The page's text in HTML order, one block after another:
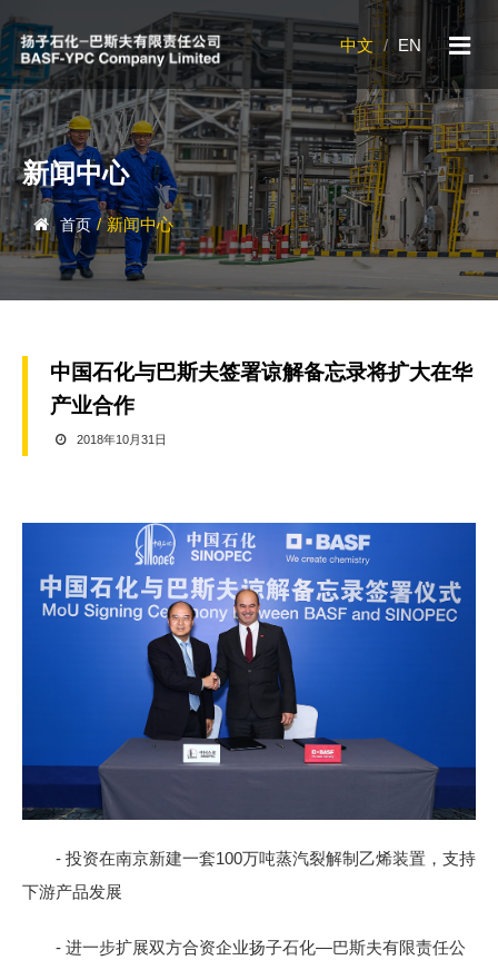
中文 / EN
新闻中心
首页 / 新闻中心
中国石化与巴斯夫签署谅解备忘录将扩大在华
产业合作
2018年10月31日
- 投资在南京新建一套100万吨蒸汽裂解制乙烯装置，支持
下游产品发展
- 进一步扩展双方合资企业扬子石化—巴斯夫有限责任公